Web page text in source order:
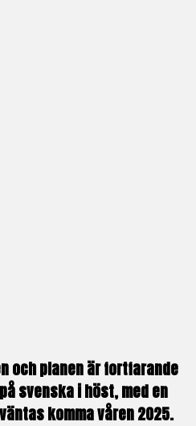
och planen är fortfarande
svenska i höst, med en
komma våren 2025.